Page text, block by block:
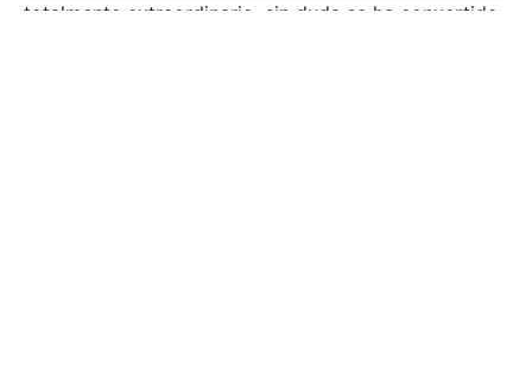
totalmente extraordinario, sin duda se ha convertido